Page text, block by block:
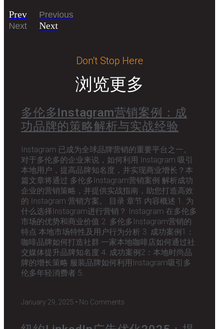
Prev
Previous
Next
Next
Don’t Stop Here
浏览更多
多伦多Instagram营销案例：成
功品牌的策略解析与实战经验
Instagram 已成为全球品牌营销的重要平台之一。
对于多伦多的企业来说，如何利用 Instagram 吸引
本地用户，提高品牌知名度，并实现商业增长？本
篇文章将通过 多伦多Instagram营销案例 解析成功
企业的营销策略，并提供实战指南，助您打造高效
的 Instagram 营销方案。 目录 章节 内容概述 1. 为
什么选择Instagram进行营销？ Instagram 在多伦多
市场的优势和商业价值 2. 多伦多Instagram营销的
特点 本地市场特性及用户行为分析 3. 成功案例1：
咖啡品牌如何打造社群 一家本地咖啡店如何通过社
交媒体提升品牌知名度 4. 成功案例2：本地时尚品
牌的增长策略 服装品牌如何利用Instagram吸引多
伦多年轻消费者 5.
January 29, 2025 No Comments